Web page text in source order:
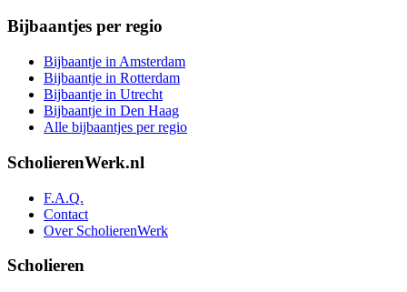
Bijbaantjes per regio
Bijbaantje in Amsterdam
Bijbaantje in Rotterdam
Bijbaantje in Utrecht
Bijbaantje in Den Haag
Alle bijbaantjes per regio
ScholierenWerk.nl
F.A.Q.
Contact
Over ScholierenWerk
Scholieren